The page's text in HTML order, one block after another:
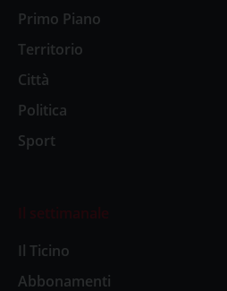
Primo Piano
Territorio
Città
Politica
Sport
Il settimanale
Il Ticino
Abbonamenti